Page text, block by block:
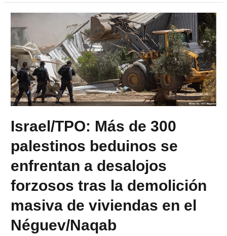
Israel/TPO: Más de 300
palestinos beduinos se
enfrentan a desalojos
forzosos tras la demolición
masiva de viviendas en el
Néguev/Naqab